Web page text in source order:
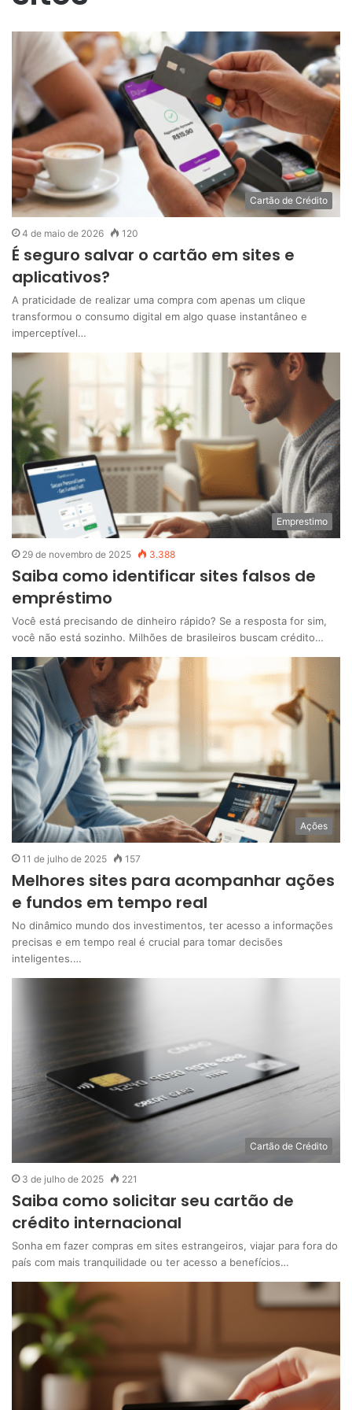
Cartão de Crédito
4 de maio de 2026 120
É seguro salvar o cartão em sites e
aplicativos?
A praticidade de realizar uma compra com apenas um clique
transformou o consumo digital em algo quase instantâneo e
imperceptível…
Emprestimo
29 de novembro de 2025 3.388
Saiba como identificar sites falsos de
empréstimo
Você está precisando de dinheiro rápido? Se a resposta for sim,
você não está sozinho. Milhões de brasileiros buscam crédito…
Ações
11 de julho de 2025 157
Melhores sites para acompanhar ações
e fundos em tempo real
No dinâmico mundo dos investimentos, ter acesso a informações
precisas e em tempo real é crucial para tomar decisões
inteligentes.…
Cartão de Crédito
3 de julho de 2025 221
Saiba como solicitar seu cartão de
crédito internacional
Sonha em fazer compras em sites estrangeiros, viajar para fora do
país com mais tranquilidade ou ter acesso a benefícios…